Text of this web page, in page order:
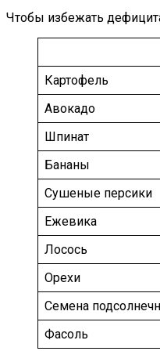
Чтобы избежать
Картофель
Авокадо
Шпинат
Бананы
Сушеные персики
Ежевика
Лосось
Орехи
Семена
Фасоль